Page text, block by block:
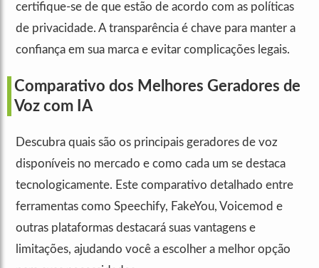
certifique-se de que estão de acordo com as políticas
de privacidade. A transparência é chave para manter a
confiança em sua marca e evitar complicações legais.
Comparativo dos Melhores Geradores de
Voz com IA
Descubra quais são os principais geradores de voz
disponíveis no mercado e como cada um se destaca
tecnologicamente. Este comparativo detalhado entre
ferramentas como Speechify, FakeYou, Voicemod e
outras plataformas destacará suas vantagens e
limitações, ajudando você a escolher a melhor opção